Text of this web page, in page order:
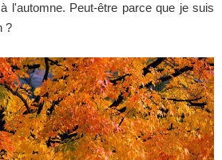
l'automne. Peut-être parce que je suis
?